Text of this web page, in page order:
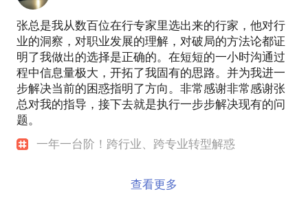
张总是我从数百位在行专家里选出来的行家，他对行
业的洞察，对职业发展的理解，对破局的方法论都证
明了我做出的选择是正确的。在短短的一小时沟通过
程中信息量极大，开拓了我固有的思路。并为我进一
步解决当前的困惑指明了方向。非常感谢非常感谢张
总对我的指导，接下去就是执行一步步解决现有的问
题。
一年一台阶！跨行业、跨专业转型解惑
查看更多